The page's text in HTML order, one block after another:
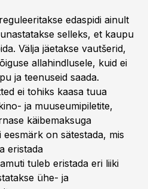
edaspidi ainult
selleks, et kaupu
Välja jäetakse vautšerid,
allahindlusele, kuid ei
ja teenuseid saada.
ei tohiks kaasa tuua
ja muuseumipiletite,
käibemaksuga
eesmärk on sätestada, mis
eristada
tuleb eristada eri liiki
ühe- ja